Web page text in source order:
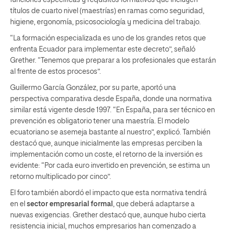
títulos de cuarto nivel (maestrías) en ramas como seguridad,
higiene, ergonomía, psicosociología y medicina del trabajo.
“La formación especializada es uno de los grandes retos que
enfrenta Ecuador para implementar este decreto”, señaló
Grether. “Tenemos que preparar a los profesionales que estarán
al frente de estos procesos”.
Guillermo García González, por su parte, aportó una
perspectiva comparativa desde España, donde una normativa
similar está vigente desde 1997. “En España, para ser técnico en
prevención es obligatorio tener una maestría. El modelo
ecuatoriano se asemeja bastante al nuestro”, explicó. También
destacó que, aunque inicialmente las empresas perciben la
implementación como un coste, el retorno de la inversión es
evidente: “Por cada euro invertido en prevención, se estima un
retorno multiplicado por cinco”.
El foro también abordó el impacto que esta normativa tendrá
en el sector empresarial formal
, que deberá adaptarse a
nuevas exigencias. Grether destacó que, aunque hubo cierta
resistencia inicial, muchos empresarios han comenzado a